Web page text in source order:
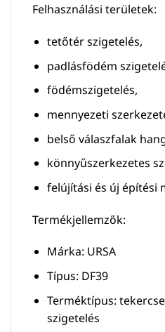
Felhasználási területek:
tetőtér szigetelés,
padlásfödém
födémszigetelés,
mennyezeti
belső válaszfalak
könnyűszerkezetes
felújítási és új építési
Termékjellemzők:
Márka: URSA
Típus: DF39
Terméktípus:
szigetelés